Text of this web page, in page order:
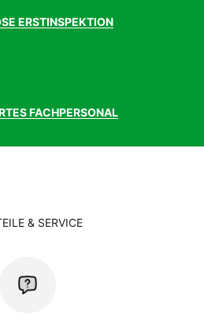
ERSTINSPEKTION
FACHPERSONAL
& SERVICE